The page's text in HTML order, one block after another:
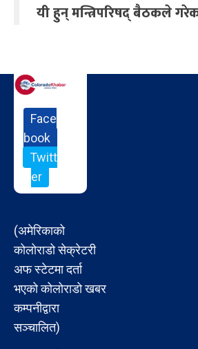
यी हुन् मन्त्रिपरिषद् बैठकले
Face
book
Twitt
er
(अमेरिकाको
कोलोराडो सेक्रेटरी
अफ स्टेटमा दर्ता
भएको कोलोराडो खबर
कम्पनीद्वारा
सञ्चालित)